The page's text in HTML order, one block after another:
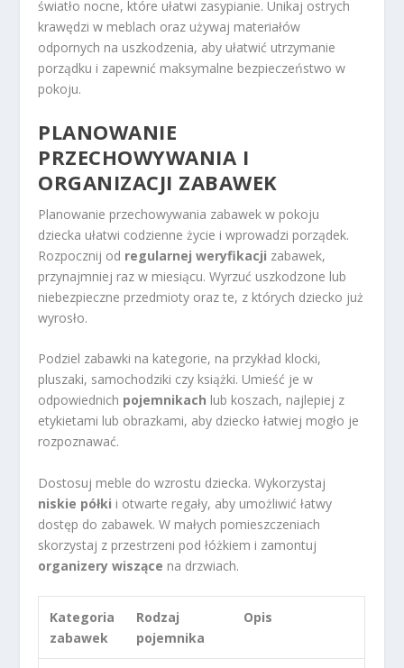
światło nocne, które ułatwi zasypianie. Unikaj ostrych
krawędzi w meblach oraz używaj materiałów
odpornych na uszkodzenia, aby ułatwić utrzymanie
porządku i zapewnić maksymalne bezpieczeństwo w
pokoju.
PLANOWANIE
PRZECHOWYWANIA I
ORGANIZACJI ZABAWEK
Planowanie przechowywania zabawek w pokoju
dziecka ułatwi codzienne życie i wprowadzi porządek.
Rozpocznij od regularnej weryfikacji zabawek,
przynajmniej raz w miesiącu. Wyrzuć uszkodzone lub
niebezpieczne przedmioty oraz te, z których dziecko już
wyrosło.
Podziel zabawki na kategorie, na przykład klocki,
pluszaki, samochodziki czy książki. Umieść je w
odpowiednich pojemnikach lub koszach, najlepiej z
etykietami lub obrazkami, aby dziecko łatwiej mogło je
rozpoznawać.
Dostosuj meble do wzrostu dziecka. Wykorzystaj
niskie półki i otwarte regały, aby umożliwić łatwy
dostęp do zabawek. W małych pomieszczeniach
skorzystaj z przestrzeni pod łóżkiem i zamontuj
organizery wiszące na drzwiach.
Kategoria
zabawek
Rodzaj
pojemnika
Opis